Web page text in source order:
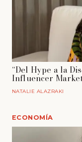
“Del Hype a la
Influencer
NATALIE ALAZRAKI
ECONOMÍA